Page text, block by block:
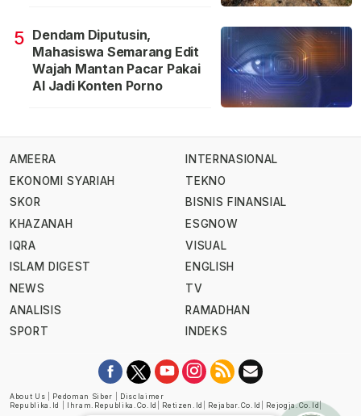
5 Dendam Diputusin,
Mahasiswa Semarang Edit
Wajah Mantan Pacar Pakai
AI Jadi Konten Porno
AMEERA
EKONOMI SYARIAH
SKOR
KHAZANAH
IQRA
ISLAM DIGEST
NEWS
ANALISIS
SPORT
INTERNASIONAL
TEKNO
BISNIS FINANSIAL
ESGNOW
VISUAL
ENGLISH
TV
RAMADHAN
INDEKS
About Us Pedoman Siber
Disclaimer
Republika.id
Ihram.republika.co.id Retizen.id Rejabar.co.id Rejogja.co.id